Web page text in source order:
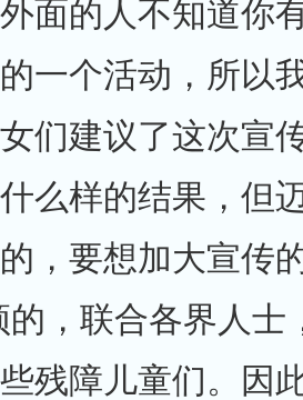
面的人不知道你
一个活动，所以
们建议了这次宣
么样的结果，但
，要想加大宣传
的，联合各界人士
残障儿童们。因